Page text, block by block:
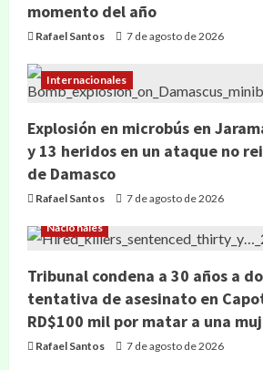
momento del año
Rafael Santos 7 de agosto de 2026
Internacionales
Explosión en microbús en
y 13 heridos en un ataque no
de Damasco
Rafael Santos 7 de agosto de 2026
Nacionales
Tribunal condena a 30 años a
tentativa de asesinato en
RD$100 mil por matar a una
Rafael Santos 7 de agosto de 2026